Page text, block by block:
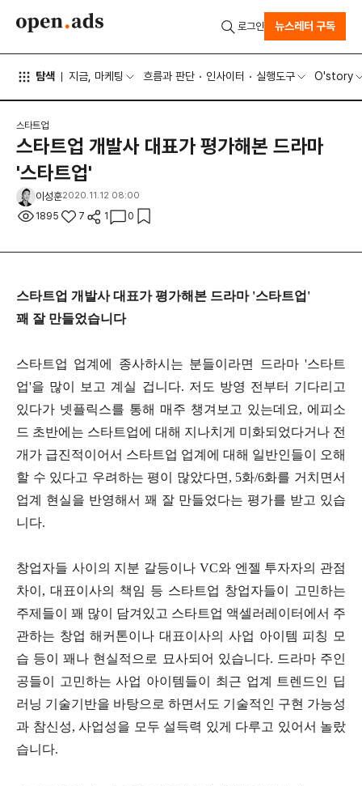
탐색 지금, 마케팅 흐름과 판단 인사이터 실행도구 O'story
로그인 뉴스레터 구독
스타트업
스타트업 개발사 대표가 평가해본 드라마
'스타트업'
이성훈2020.11.12 08:00
1895 7 1 0
스타트업 개발사 대표가 평가해본 드라마 '스타트업'
꽤 잘 만들었습니다
스타트업 업계에 종사하시는 분들이라면 드라마 '스타트
업'을 많이 보고 계실 겁니다. 저도 방영 전부터 기다리고
있다가 넷플릭스를 통해 매주 챙겨보고 있는데요, 에피소
드 초반에는 스타트업에 대해 지나치게 미화되었다거나 전
개가 급진적이어서 스타트업 업계에 대해 일반인들이 오해
할 수 있다고 우려하는 평이 많았다면, 5화/6화를 거치면서
업계 현실을 반영해서 꽤 잘 만들었다는 평가를 받고 있습
니다.
창업자들 사이의 지분 갈등이나 VC와 엔젤 투자자의 관점
차이, 대표이사의 책임 등 스타트업 창업자들이 고민하는
주제들이 꽤 많이 담겨있고 스타트업 액셀러레이터에서 주
관하는 창업 해커톤이나 대표이사의 사업 아이템 피칭 모
습 등이 꽤나 현실적으로 묘사되어 있습니다. 드라마 주인
공들이 고민하는 사업 아이템들이 최근 업계 트렌드인 딥
러닝 기술기반을 바탕으로 하면서도 기술적인 구현 가능성
과 참신성, 사업성을 모두 설득력 있게 다루고 있어서 놀랐
습니다.